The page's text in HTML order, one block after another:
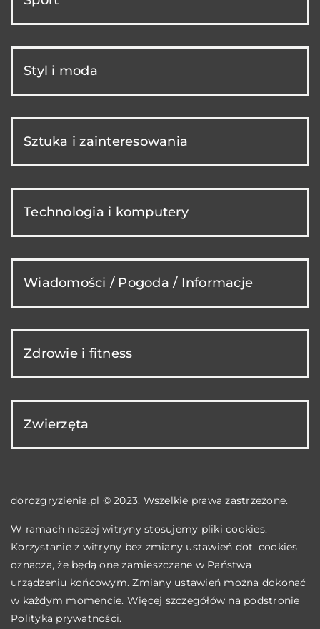
Styl i moda
Sztuka i zainteresowania
Technologia i komputery
Wiadomości / Pogoda / Informacje
Zdrowie i fitness
Zwierzęta
dorozgryzienia.pl © 2023. Wszelkie prawa zastrzeżone.
W ramach naszej witryny stosujemy pliki cookies.
Korzystanie z witryny bez zmiany ustawień dot. cookies
oznacza, że będą one zamieszczane w Państwa
urządzeniu końcowym. Zmiany ustawień można dokonać
w każdym momencie. Więcej szczegółów na podstronie
Polityka prywatności.